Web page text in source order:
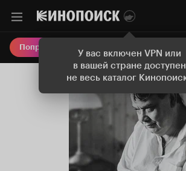
У вас включен VPN или
в вашей стране доступен
не весь каталог
Попробовать Плюс Онлайн-